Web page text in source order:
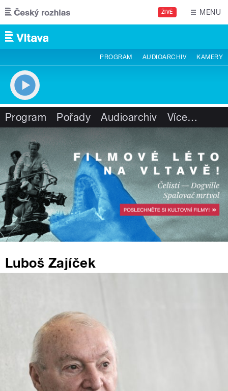
Přejít k hlavnímu obsahu
ŽIVĚ MENU
PROGRAM AUDIOARCHIV KAMERY
Program Pořady Audioarchiv Více…
Luboš Zajíček